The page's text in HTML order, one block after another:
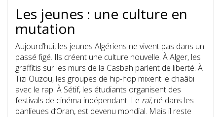
Les jeunes : une culture en
mutation
Aujourd’hui, les jeunes Algériens ne vivent pas dans un
passé figé. Ils créent une culture nouvelle. À Alger, les
graffitis sur les murs de la Casbah parlent de liberté. À
Tizi Ouzou, les groupes de hip-hop mixent le chaâbi
avec le rap. À Sétif, les étudiants organisent des
festivals de cinéma indépendant. Le raï, né dans les
banlieues d’Oran, est devenu mondial. Mais il reste